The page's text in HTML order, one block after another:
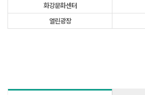
화강문화센터
열린광장